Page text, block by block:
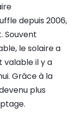
depuis 2006,
Souvent
le solaire a
valable il y a
Grâce à la
plus